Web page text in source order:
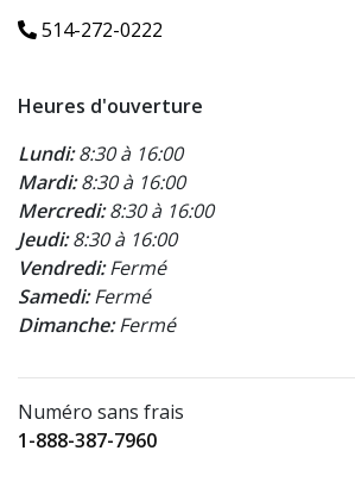
514-272-0222
Heures d'ouverture
Lundi:8:30 à 16:00
Mardi:8:30 à 16:00
Mercredi:8:30 à 16:00
Jeudi:8:30 à 16:00
Vendredi:Fermé
Samedi:Fermé
Dimanche:Fermé
Numéro sans frais
1-888-387-7960